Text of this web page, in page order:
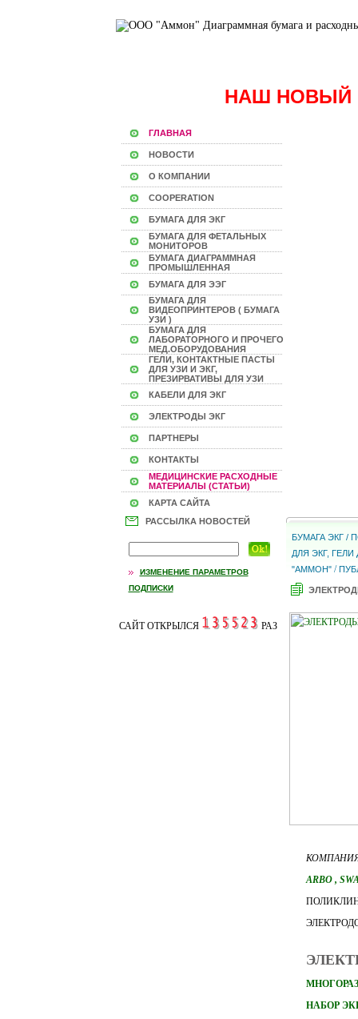
НАШ НОВЫЙ
ГЛАВНАЯ
НОВОСТИ
О КОМПАНИИ
COOPERATION
БУМАГА ДЛЯ ЭКГ
БУМАГА ДЛЯ ФЕТАЛЬНЫХ
МОНИТОРОВ
БУМАГА ДИАГРАММНАЯ
ПРОМЫШЛЕННАЯ
БУМАГА ДЛЯ ЭЭГ
БУМАГА ДЛЯ
ВИДЕОПРИНТЕРОВ ( БУМАГА
УЗИ )
БУМАГА ДЛЯ
ЛАБОРАТОРНОГО И ПРОЧЕГО
МЕД.ОБОРУДОВАНИЯ
ГЕЛИ, КОНТАКТНЫЕ ПАСТЫ
ДЛЯ УЗИ И ЭКГ,
ПРЕЗИРВАТИВЫ ДЛЯ УЗИ
КАБЕЛИ ДЛЯ ЭКГ
ЭЛЕКТРОДЫ ЭКГ
ПАРТНЕРЫ
КОНТАКТЫ
МЕДИЦИНСКИЕ РАСХОДНЫЕ
МАТЕРИАЛЫ (СТАТЬИ)
КАРТА САЙТА
РАССЫЛКА НОВОСТЕЙ
ИЗМЕНЕНИЕ ПАРАМЕТРОВ
ПОДПИСКИ
САЙТ ОТКРЫЛСЯ РАЗ
БУМАГА ЭКГ /
ДЛЯ ЭКГ,
"АММОН"/
ARBO ,
НАБОР